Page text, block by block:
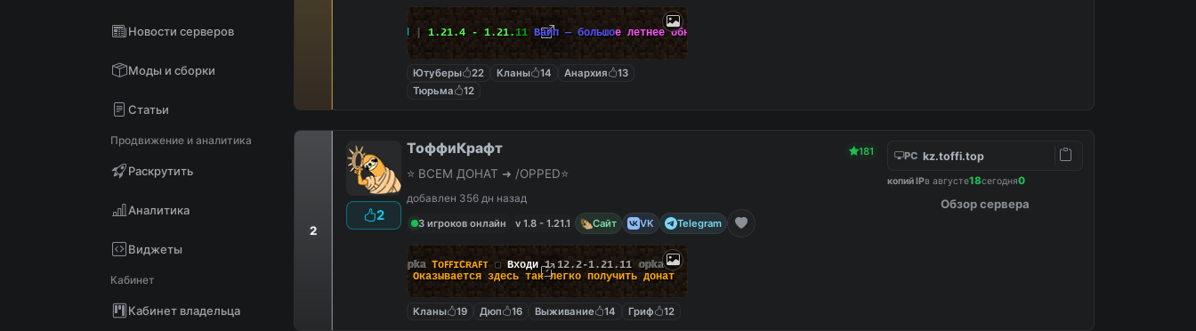
Новости серверов
Моды и сборки
Статьи
Продвижение и аналитика
Раскрутить
Аналитика
Виджеты
Кабинет
Кабинет владельца
1.21.4 - 1.21.11 Вайп — большое летнее обн
Ютуберы 22 Кланы 14 Анархия
13
Тюрьма
12
2
2
ТоффиКрафт 181
⭐ ВСЕМ ДОНАТ ➜ /OPPED⭐
добавлен 356 дн назад
3 игроков онлайн
v 1.8 - 1.21.1 Сайт VK Telegram
opka TᴏꜰꜰɪCʀᴀꜰᴛ ▢ Входи1.12.2-1.21.11 opka
❯ Оказывается здесь так легкополучить донат
Кланы 19 Дюп 16 Выживание 14 Гриф 12
PC kz.toffi.top
копий IPв августе18сегодня0
Обзор сервера